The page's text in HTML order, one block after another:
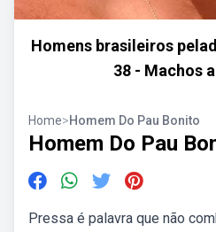
Homens brasileiros
38 - Machos
Home>Homem Do Pau Bonito
Homem Do Pau
Pressa é palavra que não